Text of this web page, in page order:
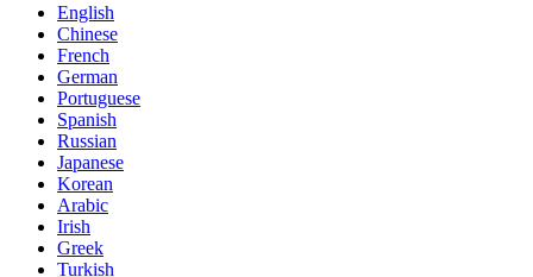
English
Chinese
French
German
Portuguese
Spanish
Russian
Japanese
Korean
Arabic
Irish
Greek
Turkish